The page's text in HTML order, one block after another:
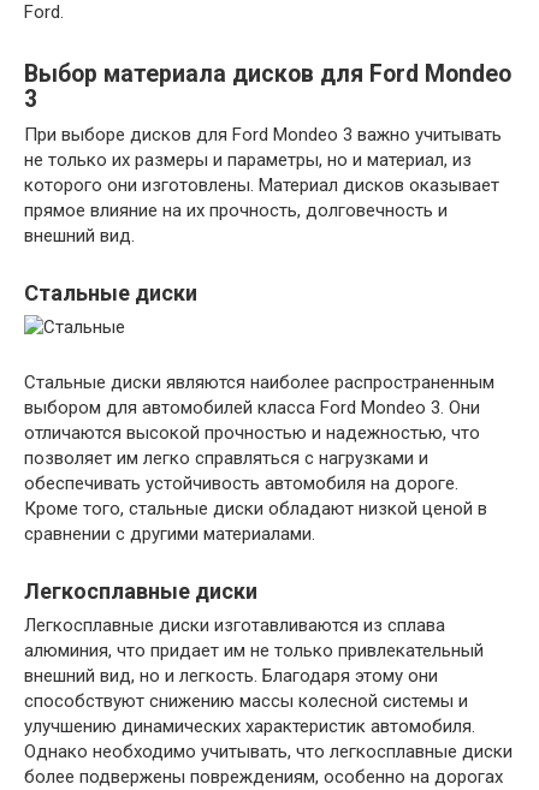
Ford.
Выбор материала дисков для Ford Mondeo
3
При выборе дисков для Ford Mondeo 3 важно учитывать
не только их размеры и параметры, но и материал, из
которого они изготовлены. Материал дисков оказывает
прямое влияние на их прочность, долговечность и
внешний вид.
Стальные диски
Стальные диски являются наиболее распространенным
выбором для автомобилей класса Ford Mondeo 3. Они
отличаются высокой прочностью и надежностью, что
позволяет им легко справляться с нагрузками и
обеспечивать устойчивость автомобиля на дороге.
Кроме того, стальные диски обладают низкой ценой в
сравнении с другими материалами.
Легкосплавные диски
Легкосплавные диски изготавливаются из сплава
алюминия, что придает им не только привлекательный
внешний вид, но и легкость. Благодаря этому они
способствуют снижению массы колесной системы и
улучшению динамических характеристик автомобиля.
Однако необходимо учитывать, что легкосплавные диски
более подвержены повреждениям, особенно на дорогах